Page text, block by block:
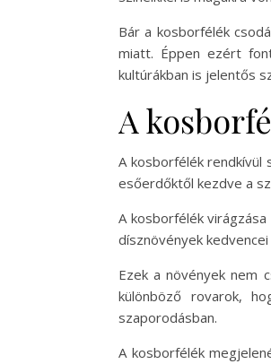
Bár a kosborfélék
miatt. Éppen ezért
kultúrákban is jelentős
A
A kosborfélék rendkívül
esőerdőktől kezdve a
A kosborfélék
dísznövények
Ezek a növények nem
különböző rovarok,
szaporodásban.
A kosborfélék